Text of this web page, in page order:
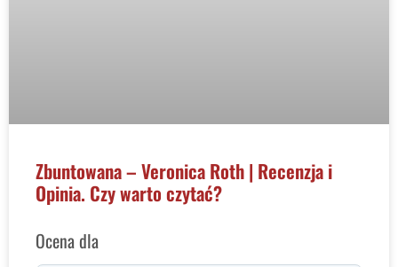
Zbuntowana – Veronica Roth | Recenzja i
Opinia. Czy warto czytać?
Ocena dla